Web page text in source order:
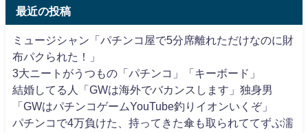
最近の投稿
ミュージシャン「パチンコ屋で5分席離れただけなのに財
布パクられた！」
3大ニートがうつもの「パチンコ」「キーボード」
結婚してる人「GWは海外でバカンスします」独身男
「GWはパチンコゲームYouTube釣りイオンいくぞ」
パチンコで4万負けた、持ってきた傘も取られててずぶ濡